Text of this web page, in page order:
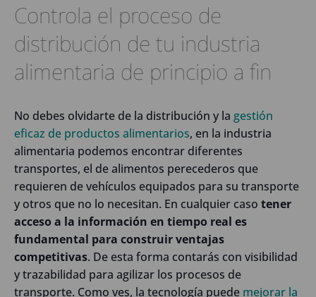
Controla el proceso de
distribución de tu industria
alimentaria de principio a fin
No debes olvidarte de la distribución y la gestión
eficaz de productos alimentarios, en la industria
alimentaria podemos encontrar diferentes
transportes, el de alimentos perecederos que
requieren de vehículos equipados para su transporte
y otros que no lo necesitan. En cualquier caso tener
acceso a la información en tiempo real es
fundamental para construir ventajas
competitivas. De esta forma contarás con visibilidad
y trazabilidad para agilizar los procesos de
transporte. Como ves, la tecnología puede mejorar la